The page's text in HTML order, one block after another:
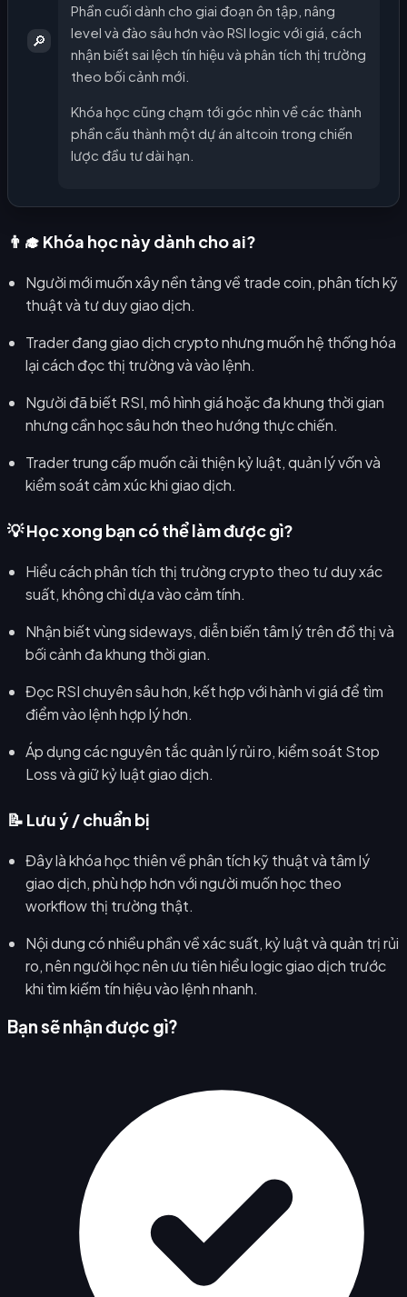
🔎
Phần cuối dành cho giai đoạn ôn tập, nâng
level và đào sâu hơn vào RSI logic với giá, cách
nhận biết sai lệch tín hiệu và phân tích thị trường
theo bối cảnh mới.
Khóa học cũng chạm tới góc nhìn về các thành
phần cấu thành một dự án altcoin trong chiến
lược đầu tư dài hạn.
👨‍🎓 Khóa học này dành cho ai?
Người mới muốn xây nền tảng về trade coin, phân tích kỹ
thuật và tư duy giao dịch.
Trader đang giao dịch crypto nhưng muốn hệ thống hóa
lại cách đọc thị trường và vào lệnh.
Người đã biết RSI, mô hình giá hoặc đa khung thời gian
nhưng cần học sâu hơn theo hướng thực chiến.
Trader trung cấp muốn cải thiện kỷ luật, quản lý vốn và
kiểm soát cảm xúc khi giao dịch.
💡 Học xong bạn có thể làm được gì?
Hiểu cách phân tích thị trường crypto theo tư duy xác
suất, không chỉ dựa vào cảm tính.
Nhận biết vùng sideways, diễn biến tâm lý trên đồ thị và
bối cảnh đa khung thời gian.
Đọc RSI chuyên sâu hơn, kết hợp với hành vi giá để tìm
điểm vào lệnh hợp lý hơn.
Áp dụng các nguyên tắc quản lý rủi ro, kiểm soát Stop
Loss và giữ kỷ luật giao dịch.
📝 Lưu ý / chuẩn bị
Đây là khóa học thiên về phân tích kỹ thuật và tâm lý
giao dịch, phù hợp hơn với người muốn học theo
workflow thị trường thật.
Nội dung có nhiều phần về xác suất, kỷ luật và quản trị rủi
ro, nên người học nên ưu tiên hiểu logic giao dịch trước
khi tìm kiếm tín hiệu vào lệnh nhanh.
Bạn sẽ nhận được gì?